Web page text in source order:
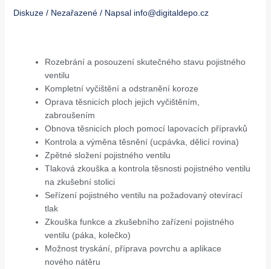
Diskuze / Nezařazené/ Napsal info@digitaldepo.cz
Rozebrání a posouzení skutečného stavu pojistného
ventilu
Kompletní vyčištění a odstranění koroze
Oprava těsnicích ploch jejich vyčištěním,
zabroušením
Obnova těsnicích ploch pomocí lapovacích přípravků
Kontrola a výměna těsnění (ucpávka, dělicí rovina)
Zpětné složení pojistného ventilu
Tlaková zkouška a kontrola těsnosti pojistného ventilu
na zkušební stolici
Seřízení pojistného ventilu na požadovaný otevírací
tlak
Zkouška funkce a zkušebního zařízení pojistného
ventilu (páka, kolečko)
Možnost tryskání, příprava povrchu a aplikace
nového nátěru